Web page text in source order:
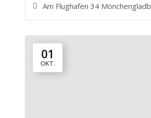
Am Flughafen 34
01
OKT.